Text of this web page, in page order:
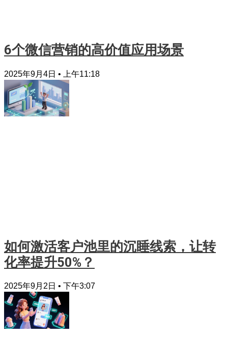
6个微信营销的高价值应用场景
2025年9月4日 上午11:18
如何激活客户池里的沉睡线索，让转
化率提升50%？
2025年9月2日 下午3:07